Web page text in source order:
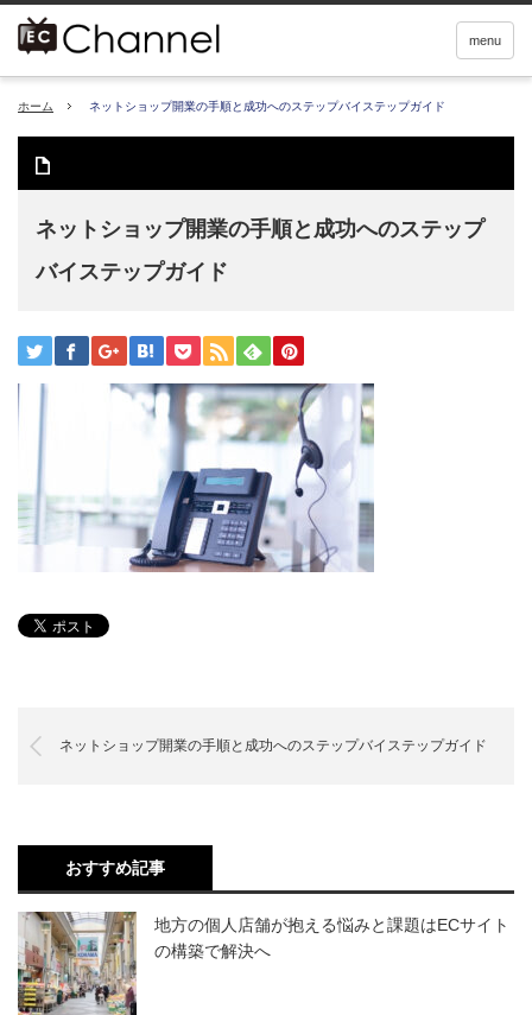
menu
ホーム ネットショップ開業の手順と成功へのステップバイステップガイド
ネットショップ開業の手順と成功へのステップ
バイステップガイド
ネットショップ開業の手順と成功へのステップバイステップガイド
おすすめ記事
地方の個人店舗が抱える悩みと課題はECサイト
の構築で解決へ